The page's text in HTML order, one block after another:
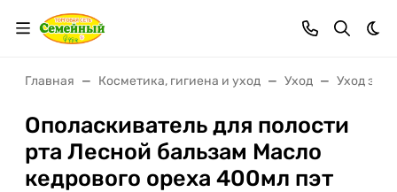
Главная Косметика, гигиена и уход Уход Уход за
Ополаскиватель для полости
рта Лесной бальзам Масло
кедрового ореха 400мл пэт